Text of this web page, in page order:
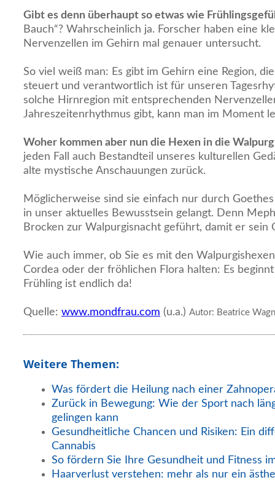
Gibt es denn überhaupt so etwas wie
Bauch“? Wahrscheinlich ja. Forscher haben eine
Nervenzellen im Gehirn mal genauer untersucht.
So viel weiß man: Es gibt im Gehirn eine Region,
steuert und verantwortlich ist für unseren
solche Hirnregion mit entsprechenden
Jahreszeitenrhythmus gibt, kann man im Moment
Woher kommen aber nun die Hexen in die
jeden Fall auch Bestandteil unseres kulturellen
alte mystische Anschauungen zurück.
Möglicherweise sind sie einfach nur durch
in unser aktuelles Bewusstsein gelangt. Denn
Brocken zur Walpurgisnacht geführt, damit er sein
Wie auch immer, ob Sie es mit den
Cordea oder der fröhlichen Flora halten: Es
Frühling ist endlich da!
Quelle: www.mondfrau.com (u.a.) Autor: Beatrice
Weitere Themen:
Was fördert die Heilung nach einer
Zurück in Bewegung: Wie der Sport nach
gelingen kann
Gesundheitliche Chancen und Risiken: Ein
Cannabis
So fördern Sie Ihre Gesundheit und Fitness
Haarverlust verstehen: mehr als nur ein